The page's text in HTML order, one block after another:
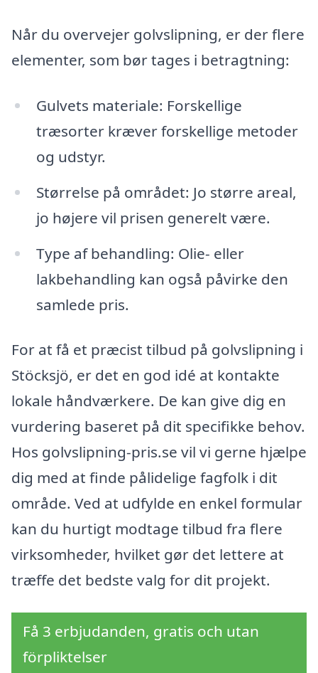
Når du overvejer golvslipning, er der flere
elementer, som bør tages i betragtning:
Gulvets materiale: Forskellige
træsorter kræver forskellige metoder
og udstyr.
Størrelse på området: Jo større areal,
jo højere vil prisen generelt være.
Type af behandling: Olie- eller
lakbehandling kan også påvirke den
samlede pris.
For at få et præcist tilbud på golvslipning i
Stöcksjö, er det en god idé at kontakte
lokale håndværkere. De kan give dig en
vurdering baseret på dit specifikke behov.
Hos golvslipning-pris.se vil vi gerne hjælpe
dig med at finde pålidelige fagfolk i dit
område. Ved at udfylde en enkel formular
kan du hurtigt modtage tilbud fra flere
virksomheder, hvilket gør det lettere at
træffe det bedste valg for dit projekt.
Få 3 erbjudanden, gratis och utan
förpliktelser